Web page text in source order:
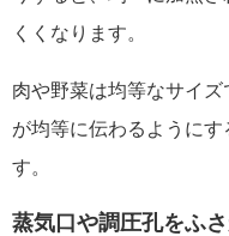
くくなります。
肉や野菜は均等なサイ
が均等に伝わるように
す。
蒸気口や調圧孔をふ